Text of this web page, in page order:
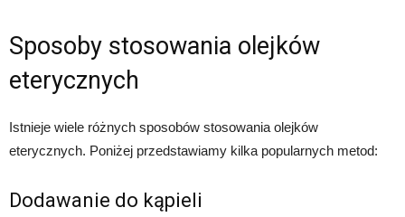
Sposoby stosowania olejków
eterycznych
Istnieje wiele różnych sposobów stosowania olejków
eterycznych. Poniżej przedstawiamy kilka popularnych metod:
Dodawanie do kąpieli